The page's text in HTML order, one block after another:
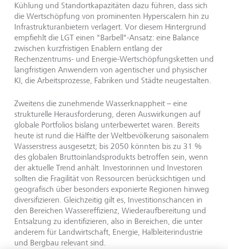
Kühlung und Standortkapazitäten dazu führen, dass sich
die Wertschöpfung von prominenten Hyperscalern hin zu
Infrastrukturanbietern verlagert. Vor diesem Hintergrund
empfiehlt die LGT einen "Barbell"-Ansatz: eine Balance
zwischen kurzfristigen Enablern entlang der
Rechenzentrums- und Energie-Wertschöpfungsketten und
langfristigen Anwendern von agentischer und physischer
KI, die Arbeitsprozesse, Fabriken und Städte neugestalten.
Zweitens die zunehmende Wasserknappheit – eine
strukturelle Herausforderung, deren Auswirkungen auf
globale Portfolios bislang unterbewertet waren. Bereits
heute ist rund die Hälfte der Weltbevölkerung saisonalem
Wasserstress ausgesetzt; bis 2050 könnten bis zu 31 %
des globalen Bruttoinlandsprodukts betroffen sein, wenn
der aktuelle Trend anhält. Investorinnen und Investoren
sollten die Fragilität von Ressourcen berücksichtigen und
geografisch über besonders exponierte Regionen hinweg
diversifizieren. Gleichzeitig gilt es, Investitionschancen in
den Bereichen Wassereffizienz, Wiederaufbereitung und
Entsalzung zu identifizieren, also in Bereichen, die unter
anderem für Landwirtschaft, Energie, Halbleiterindustrie
und Bergbau relevant sind.